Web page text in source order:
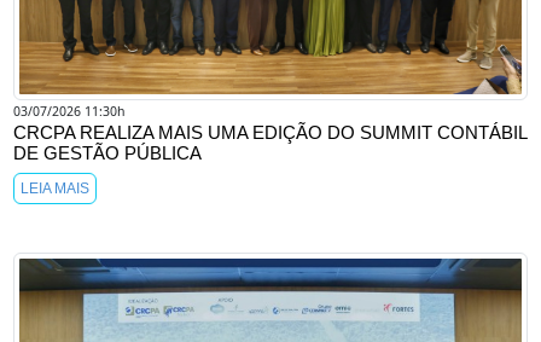
03/07/2026 11:30h
CRCPA REALIZA MAIS UMA EDIÇÃO DO SUMMIT CONTÁBIL
DE GESTÃO PÚBLICA
LEIA MAIS